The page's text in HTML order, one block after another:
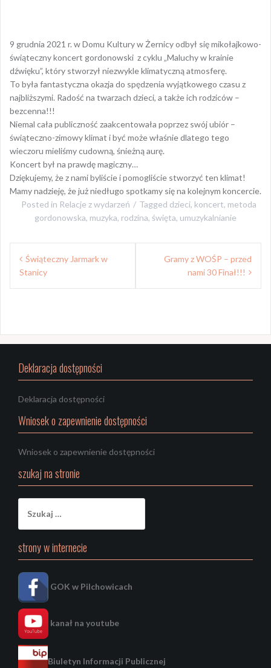
9 grudnia 2021 r. w Domu Kultury w Żernicy odbył się mikołajkowo-
świąteczny koncert gordonowski z cyklu „Maluchy w krainie
dźwięku”, który stworzył niezwykle klimatyczną atmosferę.
To była fantastyczna okazja do spędzenia wyjątkowego czasu z
najbliższymi. Radość na twarzach dzieci, a także ich rodziców –
bezcenna!!!
Niemal cała publiczność zaakcentowała poprzez swój ubiór –
świąteczno-zimowy klimat i być może właśnie dlatego tego
wieczoru mieliśmy cudowną, śnieżną aurę.
Koncert był na prawdę magiczny…
Dziękujemy, że z nami byliście i pomogliście stworzyć ten klimat!
Mamy nadzieję, że już niedługo spotkamy się na kolejnym koncercie.
Posted in Relacje z wydarzeń Tagged dzieci, koncert, metoda
gordonowska, muzyka, rodzina, święta, umuzykalnianie
Nawigacja
wpisu
Świąteczny Jarmark w
Stanicy
Gramy z WOŚP – przed
nami 30 Finał!!!
Deklaracja dostępności
Deklaracja dostępności
Wniosek o zapewnienie dostępności
Wniosek o zapewnienie dostępności
szukaj na stronie
strony w internecie
GOK w Pilchowicach
kanał na youtube
Biuletyn Informacji Publicznej